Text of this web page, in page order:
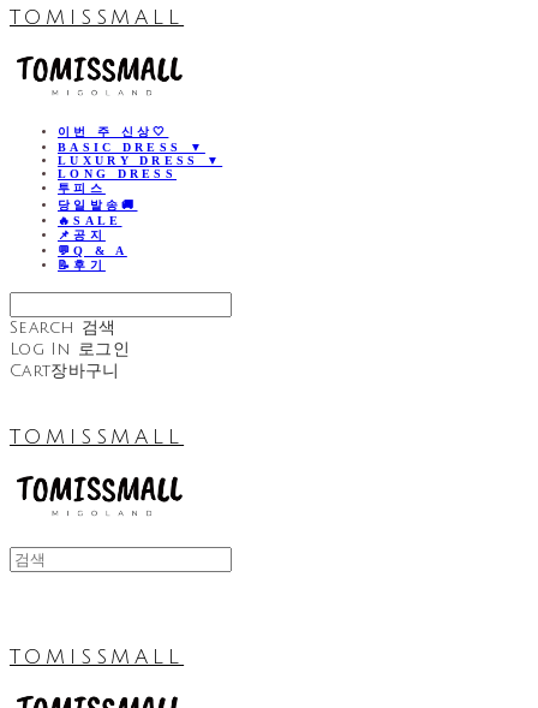
TOMISSMALL
이번 주 신상🤍
BASIC DRESS ▼
LUXURY DRESS ▼
LONG DRESS
투피스
당일발송🚚
🔥SALE
📌공지
💬Q & A
📝후기
Search 검색
Log In 로그인
Cart장바구니
TOMISSMALL
TOMISSMALL